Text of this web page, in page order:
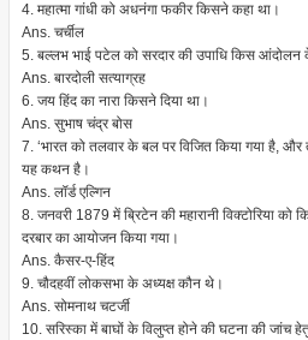
4. महात्मा गांधी को अधनंगा फकीर किसने कहा था।
Ans. चर्चील
5. बल्लभ भाई पटेल को सरदार की उपाधि किस आंदोलन
Ans. बारदोली सत्याग्रह
6. जय हिंद का नारा किसने दिया था।
Ans. सुभाष चंद्र बोस
7. ‘भारत को तलवार के बल पर विजित किया गया है, और
यह कथन है।
Ans. लॉर्ड एल्गिन
8. जनवरी 1879 में ब्रिटेन की महारानी विक्टोरिया को
दरबार का आयोजन किया गया।
Ans. कैसर-ए-हिंद
9. चौदहवीं लोकसभा के अध्यक्ष कौन थे।
Ans. सोमनाथ चटर्जी
10. सरिस्का में बाघों के विलुप्त होने की घटना की जांच